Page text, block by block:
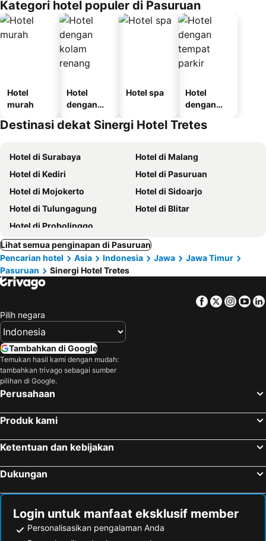
Kategori hotel populer di Pasuruan
Hotel
murah
Hotel
dengan
renang
Hotel spa
Hotel
dengan
parkir
Destinasi dekat Sinergi Hotel Tretes
Hotel di Surabaya
Hotel di Malang
Hotel di Kediri
Hotel di Pasuruan
Hotel di Mojokerto
Hotel di Sidoarjo
Hotel di Tulungagung
Hotel di Blitar
Hotel di Probolinggo
Lihat semua penginapan di Pasuruan
Pencarian hotel
Asia Indonesia Jawa
Jawa Timur
Pasuruan
Sinergi Hotel Tretes
Facebook
Twitter
Pilih negara
Tambahkan di Google
Temukan hasil kami dengan mudah:
tambahkan trivago sebagai sumber
pilihan di Google.
Perusahaan
Produk kami
Ketentuan dan kebijakan
Dukungan
Login untuk manfaat eksklusif member
Personalisasikan pengalaman Anda